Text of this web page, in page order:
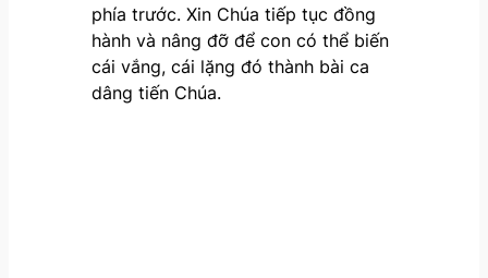
phía trước. Xin Chúa tiếp tục đồng
hành và nâng đỡ để con có thể biến
cái vắng, cái lặng đó thành bài ca
dâng tiến Chúa.